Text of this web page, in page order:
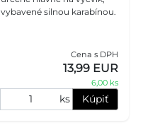
vybavené silnou karabínou.
Cena s DPH
13,99 EUR
6,00 ks
ks Kúpiť